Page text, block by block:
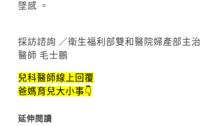
墜感 。
採訪諮詢 ／衛生福利部雙和醫院婦產部主治
醫師 毛士鵬
兒科醫師線上回覆
爸媽育兒大小事👇
延伸閱讀